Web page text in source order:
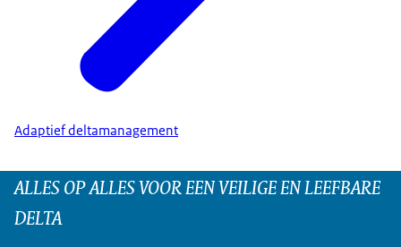
Adaptief deltamanagement
ALLES OP ALLES VOOR EEN VEILIGE EN LEEFBARE
DELTA